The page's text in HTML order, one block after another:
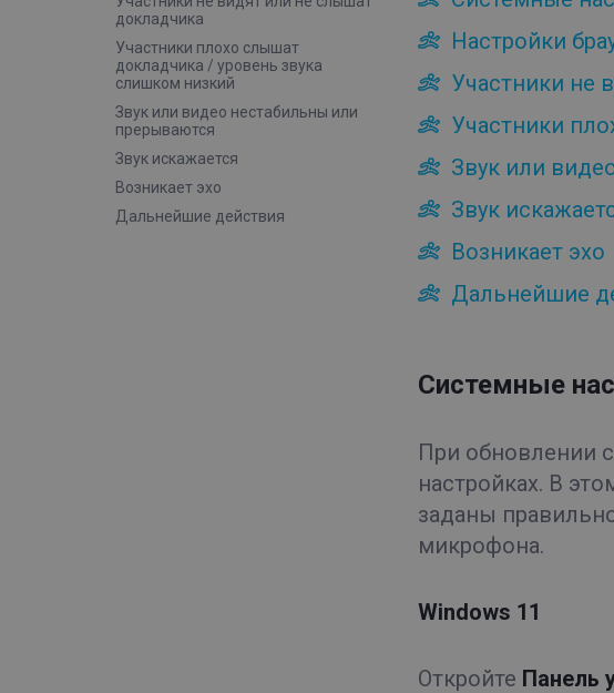
докладчика
Участники плохо слышат
докладчика / уровень звука
слишком низкий
Звук или видео нестабильны или
прерываются
Звук искажается
Возникает эхо
Дальнейшие действия
Настройки
Участники не
Участники
Звук или
Звук
Возникает эхо
Дальнейшие
Системные
При обновлении
настройках. В
заданы
микрофона.
Windows 11
Откройте Панель